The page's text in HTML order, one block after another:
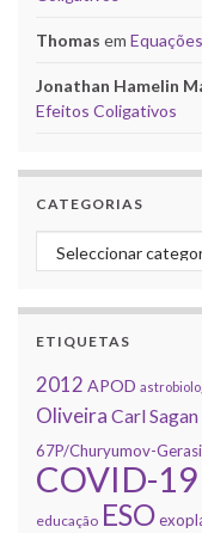
Thomas em
Jonathan Hamelin
Efeitos Coligativos
CATEGORIAS
Categorias
ETIQUETAS
2012 APOD
Oliveira Carl Sagan
67P/Churyumov-
COVID-19
educação ESO